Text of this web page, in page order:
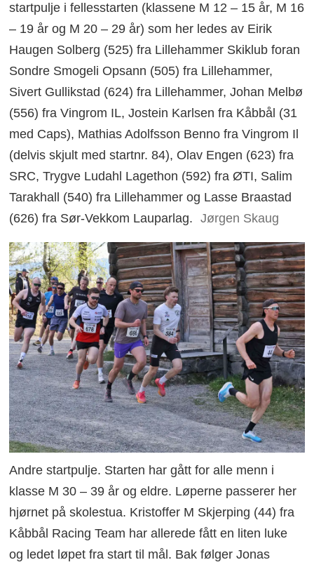
startpulje i fellesstarten (klassene M 12 – 15 år, M 16
– 19 år og M 20 – 29 år) som her ledes av Eirik
Haugen Solberg (525) fra Lillehammer Skiklub foran
Sondre Smogeli Opsann (505) fra Lillehammer,
Sivert Gullikstad (624) fra Lillehammer, Johan Melbø
(556) fra Vingrom IL, Jostein Karlsen fra Kåbbål (31
med Caps), Mathias Adolfsson Benno fra Vingrom Il
(delvis skjult med startnr. 84), Olav Engen (623) fra
SRC, Trygve Ludahl Lagethon (592) fra ØTI, Salim
Tarakhall (540) fra Lillehammer og Lasse Braastad
(626) fra Sør-Vekkom Lauparlag. Jørgen Skaug
Andre startpulje. Starten har gått for alle menn i
klasse M 30 – 39 år og eldre. Løperne passerer her
hjørnet på skolestua. Kristoffer M Skjerping (44) fra
Kåbbål Racing Team har allerede fått en liten luke
og ledet løpet fra start til mål. Bak følger Jonas